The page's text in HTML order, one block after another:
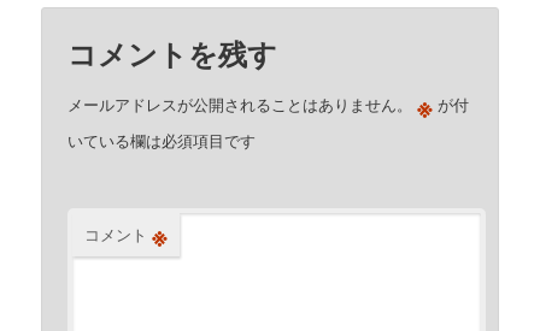
コメントを残す
メールアドレスが公開されることはありません。 ※ が付
いている欄は必須項目です
コメント ※